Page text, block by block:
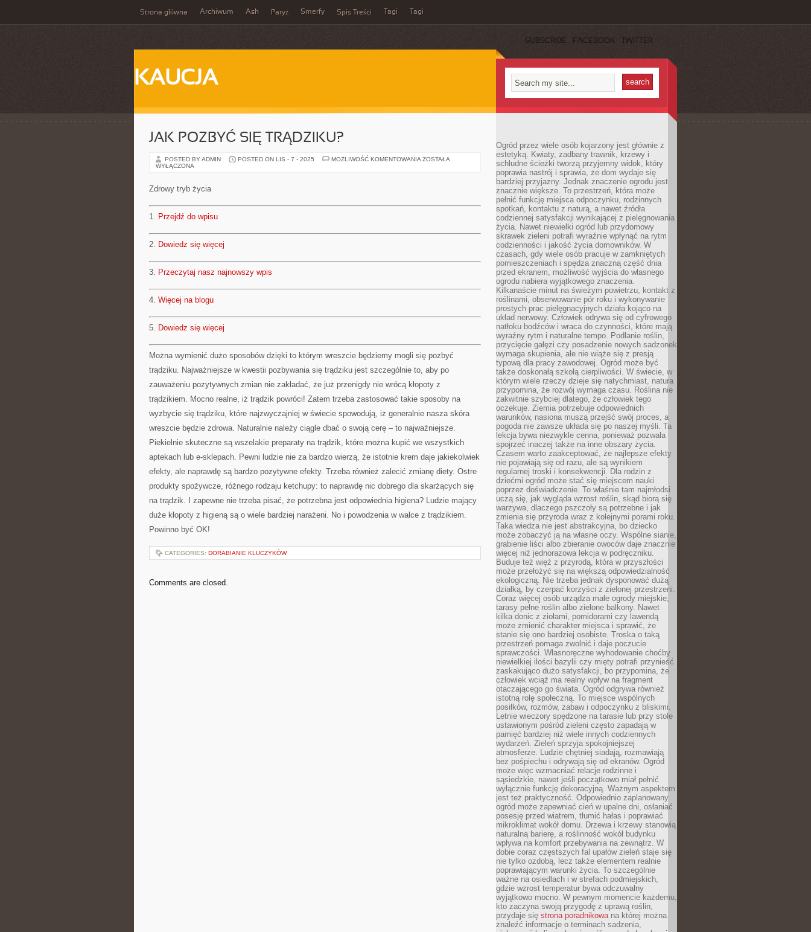
Strona główna Archiwum Ash Paryż Smerfy Spis Treści Tagi Tagi
SUBSCRIBE FACEBOOK TWITTER
KAUCJA
JAK POZBYĆ SIĘ TRĄDZIKU?
POSTED BY ADMIN POSTED ON LIS - 7 - 2025 MOŻLIWOŚĆ KOMENTOWANIA JAK
ZOSTAŁA
WYŁĄCZONA
Zdrowy tryb życia
1. Przejdź do wpisu
2. Dowiedz się więcej
3. Przeczytaj nasz najnowszy wpis
4. Więcej na blogu
5. Dowiedz się więcej
Można wymienić dużo sposobów dzięki to którym wreszcie będziemy mogli się pozbyć
trądziku. Najważniejsze w kwestii pozbywania się trądziku jest szczególnie to, aby po
zauważeniu pozytywnych zmian nie zakładać, że już przenigdy nie wrócą kłopoty z
trądzikiem. Mocno realne, iż trądzik powróci! Zatem trzeba zastosować takie sposoby na
wyzbycie się trądziku, które najzwyczajniej w świecie spowodują, iż generalnie nasza skóra
wreszcie będzie zdrowa. Naturalnie należy ciągle dbać o swoją cerę – to najważniejsze.
Piekielnie skuteczne są wszelakie preparaty na trądzik, które można kupić we wszystkich
aptekach lub e-sklepach. Pewni ludzie nie za bardzo wierzą, że istotnie krem daje jakiekolwiek
efekty, ale naprawdę są bardzo pozytywne efekty. Trzeba również zalecić zmianę diety. Ostre
produkty spożywcze, różnego rodzaju ketchupy: to naprawdę nic dobrego dla skarżących się
na trądzik. I zapewne nie trzeba pisać, że potrzebna jest odpowiednia higiena? Ludzie mający
duże kłopoty z higieną są o wiele bardziej narażeni. No i powodzenia w walce z trądzikiem.
Powinno być OK!
CATEGORIES: DORABIANIE KLUCZYKÓW
Comments are closed.
Ogród przez wiele osób kojarzony jest głównie z
estetyką. Kwiaty, zadbany trawnik, krzewy i
schludne ścieżki tworzą przyjemny widok, który
poprawia nastrój i sprawia, że dom wydaje się
bardziej przyjazny. Jednak znaczenie ogrodu jest
znacznie większe. To przestrzeń, która może
pełnić funkcję miejsca odpoczynku, rodzinnych
spotkań, kontaktu z naturą, a nawet źródła
codziennej satysfakcji wynikającej z pielęgnowania
życia. Nawet niewielki ogród lub przydomowy
skrawek zieleni potrafi wyraźnie wpłynąć na rytm
codzienności i jakość życia domowników. W
czasach, gdy wiele osób pracuje w zamkniętych
pomieszczeniach i spędza znaczną część dnia
przed ekranem, możliwość wyjścia do własnego
ogrodu nabiera wyjątkowego znaczenia.
Kilkanaście minut na świeżym powietrzu, kontakt z
roślinami, obserwowanie pór roku i wykonywanie
prostych prac pielęgnacyjnych działa kojąco na
układ nerwowy. Człowiek odrywa się od cyfrowego
natłoku bodźców i wraca do czynności, które mają
wyraźny rytm i naturalne tempo. Podlanie roślin,
przycięcie gałęzi czy posadzenie nowych sadzonek
wymaga skupienia, ale nie wiąże się z presją
typową dla pracy zawodowej. Ogród może być
także doskonałą szkołą cierpliwości. W świecie, w
którym wiele rzeczy dzieje się natychmiast, natura
przypomina, że rozwój wymaga czasu. Roślina nie
zakwitnie szybciej dlatego, że człowiek tego
oczekuje. Ziemia potrzebuje odpowiednich
warunków, nasiona muszą przejść swój proces, a
pogoda nie zawsze układa się po naszej myśli. Ta
lekcja bywa niezwykle cenna, ponieważ pozwala
spojrzeć inaczej także na inne obszary życia.
Czasem warto zaakceptować, że najlepsze efekty
nie pojawiają się od razu, ale są wynikiem
regularnej troski i konsekwencji. Dla rodzin z
dziećmi ogród może stać się miejscem nauki
poprzez doświadczenie. To właśnie tam najmłodsi
uczą się, jak wygląda wzrost roślin, skąd biorą się
warzywa, dlaczego pszczoły są potrzebne i jak
zmienia się przyroda wraz z kolejnymi porami roku.
Taka wiedza nie jest abstrakcyjna, bo dziecko
może zobaczyć ją na własne oczy. Wspólne sianie,
grabienie liści albo zbieranie owoców daje znacznie
więcej niż jednorazowa lekcja w podręczniku.
Buduje też więź z przyrodą, która w przyszłości
może przełożyć się na większą odpowiedzialność
ekologiczną. Nie trzeba jednak dysponować dużą
działką, by czerpać korzyści z zielonej przestrzeni.
Coraz więcej osób urządza małe ogrody miejskie,
tarasy pełne roślin albo zielone balkony. Nawet
kilka donic z ziołami, pomidorami czy lawendą
może zmienić charakter miejsca i sprawić, że
stanie się ono bardziej osobiste. Troska o taką
przestrzeń pomaga zwolnić i daje poczucie
sprawczości. Własnoręczne wyhodowanie choćby
niewielkiej ilości bazylii czy mięty potrafi przynieść
zaskakująco dużo satysfakcji, bo przypomina, że
człowiek wciąż ma realny wpływ na fragment
otaczającego go świata. Ogród odgrywa również
istotną rolę społeczną. To miejsce wspólnych
posiłków, rozmów, zabaw i odpoczynku z bliskimi.
Letnie wieczory spędzone na tarasie lub przy stole
ustawionym pośród zieleni często zapadają w
pamięć bardziej niż wiele innych codziennych
wydarzeń. Zieleń sprzyja spokojniejszej
atmosferze. Ludzie chętniej siadają, rozmawiają
bez pośpiechu i odrywają się od ekranów. Ogród
może więc wzmacniać relacje rodzinne i
sąsiedzkie, nawet jeśli początkowo miał pełnić
wyłącznie funkcję dekoracyjną. Ważnym aspektem
jest też praktyczność. Odpowiednio zaplanowany
ogród może zapewniać cień w upalne dni, osłaniać
posesję przed wiatrem, tłumić hałas i poprawiać
mikroklimat wokół domu. Drzewa i krzewy stanowią
naturalną barierę, a roślinność wokół budynku
wpływa na komfort przebywania na zewnątrz. W
dobie coraz częstszych fal upałów zieleń staje się
nie tylko ozdobą, lecz także elementem realnie
poprawiającym warunki życia. To szczególnie
ważne na osiedlach i w strefach podmiejskich,
gdzie wzrost temperatur bywa odczuwalny
wyjątkowo mocno. W pewnym momencie każdemu,
kto zaczyna swoją przygodę z uprawą roślin,
przydaje się strona poradnikowana której można
znaleźć informacje o terminach sadzenia,